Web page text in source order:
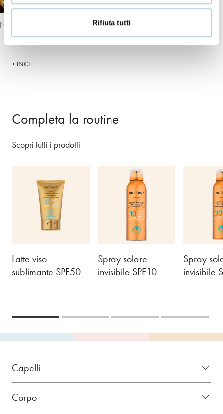
Rifiuta tutti
Noce Olio di monoi
+ INCI
Completa la routine
Scopri tutti i prodotti
Latte viso
sublimante SPF50
Spray solare
invisibile SPF10
Spray
invisibile
Capelli
Corpo